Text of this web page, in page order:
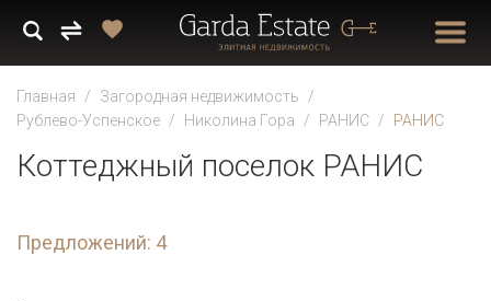
Главная
Загородная недвижимость
Рублево-Успенское
Николина Гора РАНИС РАНИС
Коттеджный поселок РАНИС
Предложений: 4